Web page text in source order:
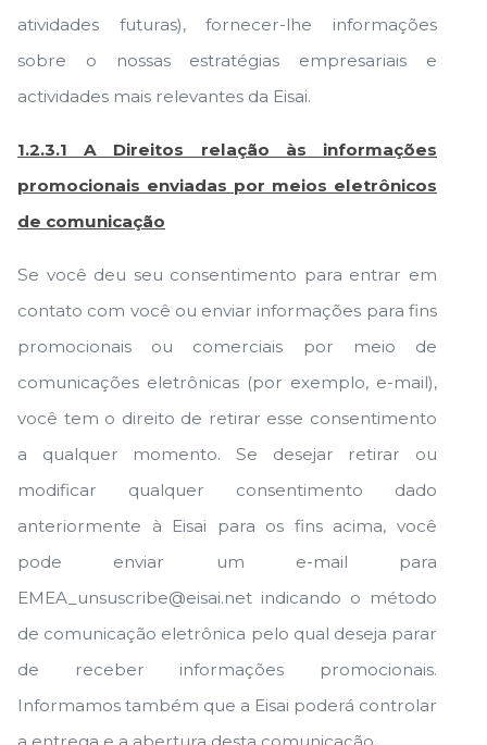
atividades futuras), fornecer-lhe informações
sobre o nossas estratégias empresariais e
actividades mais relevantes da Eisai.
1.2.3.1 A Direitos relação às informações
promocionais enviadas por meios eletrônicos
de comunicação
Se você deu seu consentimento para entrar em
contato com você ou enviar informações para fins
promocionais ou comerciais por meio de
comunicações eletrônicas (por exemplo, e-mail),
você tem o direito de retirar esse consentimento
a qualquer momento. Se desejar retirar ou
modificar qualquer consentimento dado
anteriormente à Eisai para os fins acima, você
pode enviar um e-mail para
EMEA_unsuscribe@eisai.net indicando o método
de comunicação eletrônica pelo qual deseja parar
de receber informações promocionais.
Informamos também que a Eisai poderá controlar
a entrega e a abertura desta comunicação.